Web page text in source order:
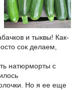
и тыквы! Как-
сок делаем,
натюрморты с
Но я ее еще